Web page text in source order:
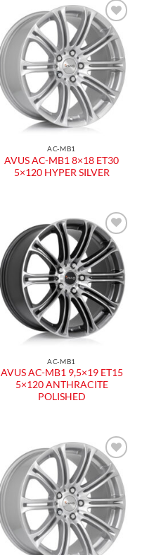
AC-MB1
AVUS AC-MB1 8×18 ET30
5×120 HYPER SILVER
AC-MB1
AVUS AC-MB1 9,5×19 ET15
5×120 ANTHRACITE
POLISHED